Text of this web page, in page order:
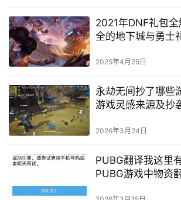
2021年DNF礼包
全的地下城与勇士
2025年4月25日
永劫无间抄了哪些
游戏灵感来源及抄
2026年3月24日
PUBG翻译我这里
PUBG游戏中物资